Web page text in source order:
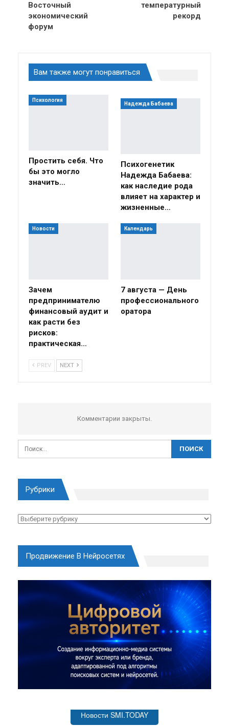
Восточный
экономический
форум
температурный
рекорд
Вам также могут понравиться
Психология
Простить себя. Что
бы это могло
значить…
Надежда Бабаева
Психогенетик
Надежда Бабаева:
как наследие рода
влияет на характер и
жизненные…
Новости
Зачем
предпринимателю
финансовый аудит и
как расти без
рисков:
практическая…
Календарь
7 августа — День
профессионального
оратора
PREV NEXT
Комментарии закрыты.
Рубрики
Рубрики
Продвижение В Нейросетях